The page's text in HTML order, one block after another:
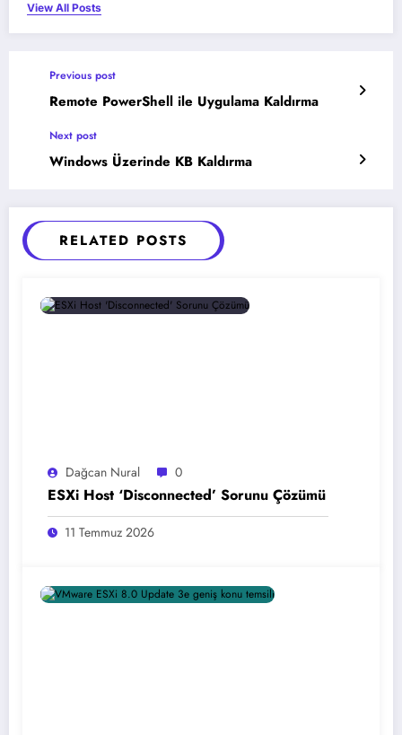
View All Posts
Previous post
Remote PowerShell ile Uygulama Kaldırma
Next post
Windows Üzerinde KB Kaldırma
RELATED POSTS
Dağcan Nural 0
ESXi Host ‘Disconnected’ Sorunu Çözümü
11 Temmuz 2026